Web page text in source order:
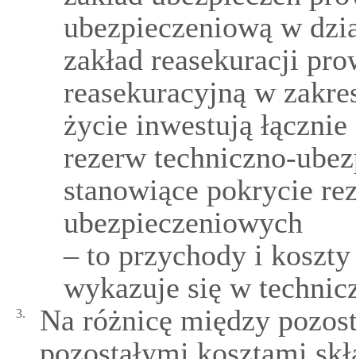
ubezpieczeniową w
zakład reasekuracji
reasekuracyjną w
życie inwestują
rezerw techniczno-
stanowiące pokrycie
ubezpieczeniowych
– to przychody i
wykazuje się w
3.
Na różnicę między